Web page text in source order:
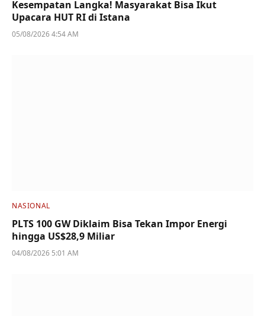
Kesempatan Langka! Masyarakat Bisa Ikut
Upacara HUT RI di Istana
05/08/2026 4:54 AM
NASIONAL
PLTS 100 GW Diklaim Bisa Tekan Impor Energi
hingga US$28,9 Miliar
04/08/2026 5:01 AM